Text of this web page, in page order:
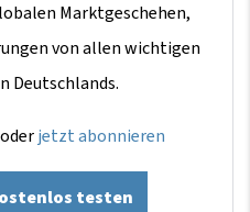
Marktgeschehen,
von allen wichtigen
Deutschlands.
oderjetzt abonnieren
testen